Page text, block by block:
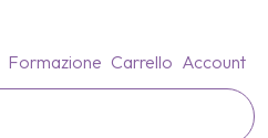
Formazione Carrello Account